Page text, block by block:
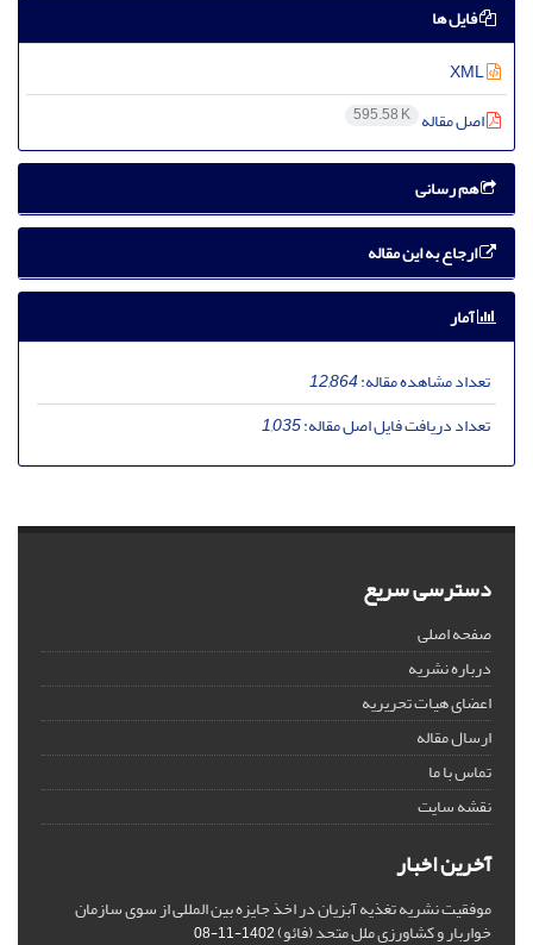
فایل ها
اصل مقاله 595.58 K
هم رسانی
ارجاع به این مقاله
آمار
تعداد مشاهده مقاله:12,864
تعداد دریافت فایل اصل مقاله:1,035
دسترسی سریع
صفحه اصلی
درباره نشریه
اعضای هیات تحریریه
ارسال مقاله
تماس با ما
نقشه سایت
آخرین اخبار
موفقیت نشریه تغذیه آبزیان در اخذ جایزه بین المللی از سوی سازمان
خواربار و کشاورزی ملل متحد (فائو)1402-11-08